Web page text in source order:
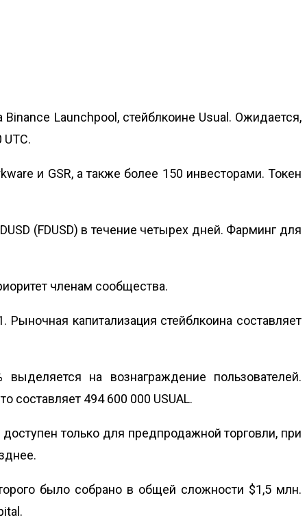
Launchpool, стейблкоине Usual. Ожидается,
и GSR, а также более 150 инвесторами. Токен
(FDUSD) в течение четырех дней. Фарминг для
членам сообщества.
капитализация стейблкоина составляет
на вознаграждение пользователей.
составляет 494 600 000 USUAL.
только для предпродажной торговли, при
было собрано в общей сложности $1,5 млн.